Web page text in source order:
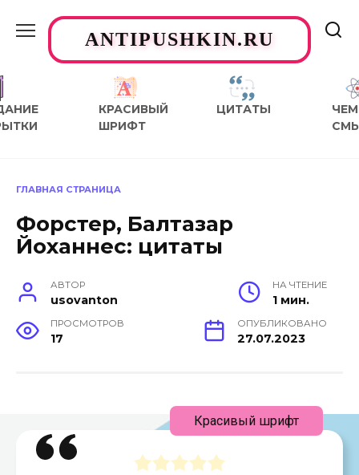
содержаниюANTIPUSHKIN.RU
КРАСИВЫЙ
ШРИФТ
ЦИТАТЫ
ЧЕМ
ГЛАВНАЯ СТРАНИЦА
Форстер, Балтазар
Йоханнес: цитаты
АВТОР
usovanton
НА ЧТЕНИЕ
1 мин.
ПРОСМОТРОВ
17
ОПУБЛИКОВАНО
27.07.2023
Красивый шрифт